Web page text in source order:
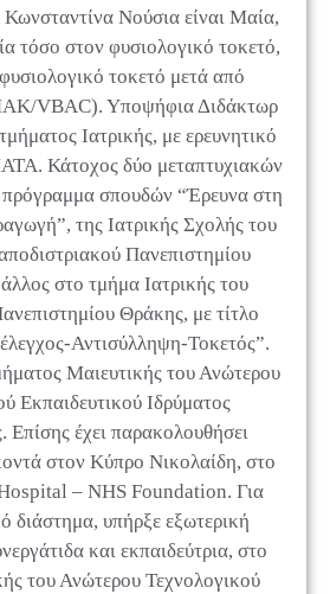
Νούσια είναι Μαία,
τόσο στον φυσιολογικό τοκετό,
τοκετό μετά από
VBAC). Υποψήφια Διδάκτωρ
Ιατρικής, με ερευνητικό
Κάτοχος δύο μεταπτυχιακών
πρόγραμμα σπουδών “Έρευνα στη
της Ιατρικής Σχολής του
Πανεπιστημίου
στο τμήμα Ιατρικής του
Θράκης, με τίτλο
Αντισύλληψη-Τοκετός”.
Μαιευτικής του Ανώτερου
Εκπαιδευτικού Ιδρύματος
Επίσης έχει παρακολουθήσει
στον Κύπρο Νικολαίδη, στο
– NHS Foundation. Για
διάστημα, υπήρξε εξωτερική
και εκπαιδεύτρια, στο
του Ανώτερου Τεχνολογικού